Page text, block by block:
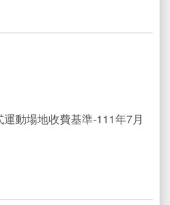
動場地收費基準-111年7月